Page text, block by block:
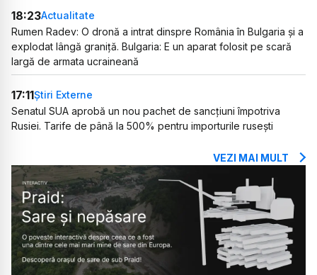
18:23Actualitate
Rumen Radev: O dronă a intrat dinspre România în Bulgaria și a
explodat lângă graniță. Bulgaria: E un aparat folosit pe scară
largă de armata ucraineană
17:11Știri Externe
Senatul SUA aprobă un nou pachet de sancțiuni împotriva
Rusiei. Tarife de până la 500% pentru importurile rusești
VEZI MAI MULT